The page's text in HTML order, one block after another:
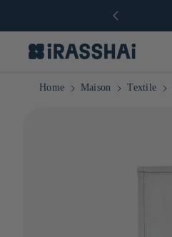
Home Maison Textile